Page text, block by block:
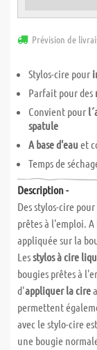
Prévision de
Stylos-cire pour
Parfait pour des
Convient pour
spatule
A base d'eau et
Temps de
Description -
Des stylos-cire pour
prêtes à l'emploi.
appliquée sur la
Lesstylos à cire
bougies prêtes à
d'appliquer la cire
permettent
avec le stylo-cire est
une bougie